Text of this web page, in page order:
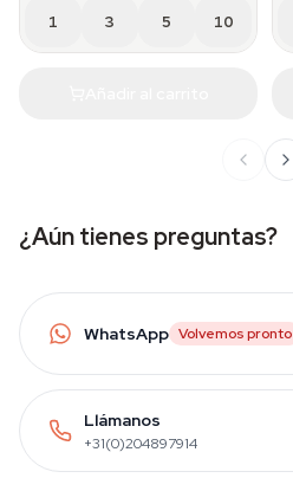
1 3 5 10
¿Aún tienes preguntas?
WhatsApp Volvemos pronto
Llámanos
+31(0)204897914